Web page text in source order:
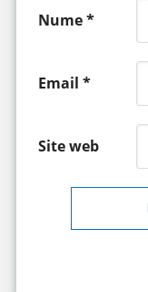
Nume*
Email *
Site web